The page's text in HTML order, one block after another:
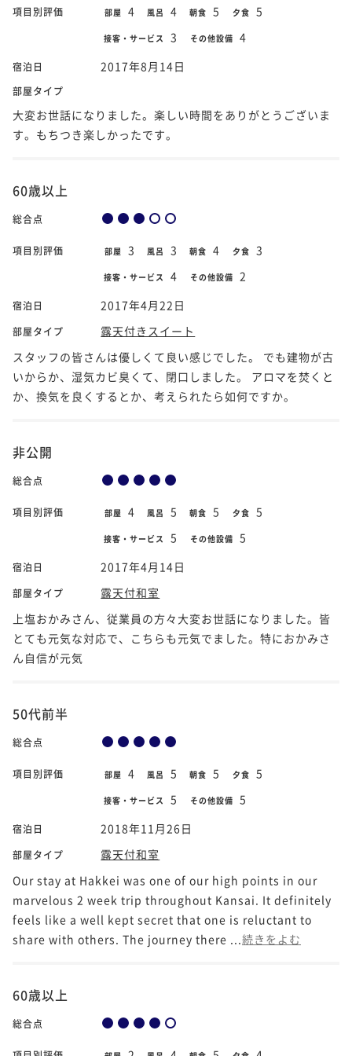
項目別評価 部屋 4 風呂 4 朝食 5 夕食 5
接客・サービス 3 その他設備 4
宿泊日 2017年8月14日
部屋タイプ
大変お世話になりました。楽しい時間をありがとうございま
す。もちつき楽しかったです。
60歳以上
総合点
項目別評価 部屋 3 風呂 3 朝食 4 夕食 3
接客・サービス 4 その他設備 2
宿泊日 2017年4月22日
部屋タイプ
露天付きスイート
スタッフの皆さんは優しくて良い感じでした。 でも建物が古
いからか、湿気カビ臭くて、閉口しました。 アロマを焚くと
か、換気を良くするとか、考えられたら如何ですか。
非公開
総合点
項目別評価 部屋 4 風呂 5 朝食 5 夕食 5
接客・サービス 5 その他設備 5
宿泊日 2017年4月14日
部屋タイプ
露天付和室
上塩おかみさん、従業員の方々大変お世話になりました。皆
とても元気な対応で、こちらも元気でました。特におかみさ
ん自信が元気
50代前半
総合点
項目別評価 部屋 4 風呂 5 朝食 5 夕食 5
接客・サービス 5 その他設備 5
宿泊日 2018年11月26日
部屋タイプ
露天付和室
Our stay at Hakkei was one of our high points in our
marvelous 2 week trip throughout Kansai. It definitely
feels like a well kept secret that one is reluctant to
share with others. The journey there ... 続きをよむ
60歳以上
総合点